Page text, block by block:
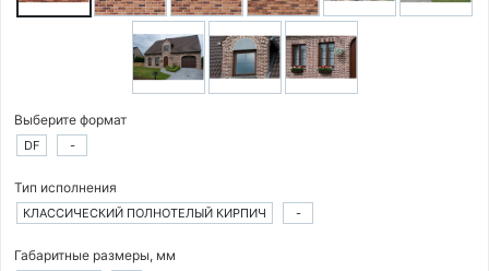
Выберите формат
DF -
Тип исполнения
КЛАССИЧЕСКИЙ ПОЛНОТЕЛЫЙ КИРПИЧ -
Габаритные размеры, мм